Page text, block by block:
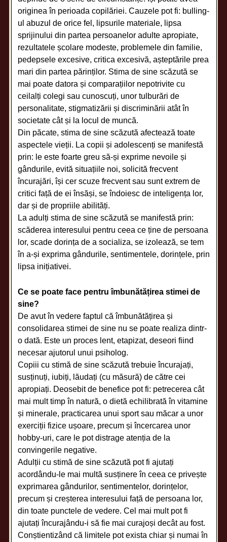
originea în perioada copilăriei. Cauzele pot fi: bulling-
ul abuzul de orice fel, lipsurile materiale, lipsa
sprijinului din partea persoanelor adulte apropiate,
rezultatele școlare modeste, problemele din familie,
pedepsele excesive, critica excesivă, așteptările prea
mari din partea părinților. Stima de sine scăzută se
mai poate datora și comparațiilor nepotrivite cu
ceilalți colegi sau cunoscuți, unor tulburări de
personalitate, stigmatizării și discriminării atât în
societate cât și la locul de muncă.
Din păcate, stima de sine scăzută afectează toate
aspectele vieții. La copii și adolescenți se manifestă
prin: le este foarte greu să-și exprime nevoile și
gândurile, evită situațiile noi, solicită frecvent
încurajări, își cer scuze frecvent sau sunt extrem de
critici față de ei însăși, se îndoiesc de inteligența lor,
dar și de propriile abilități.
La adulți stima de sine scăzută se manifestă prin:
scăderea interesului pentru ceea ce ține de persoana
lor, scade dorința de a socializa, se izolează, se tem
în a-și exprima gândurile, sentimentele, dorințele, prin
lipsa inițiativei.
Ce se poate face pentru îmbunătățirea stimei de
sine?
De avut în vedere faptul că îmbunătățirea și
consolidarea stimei de sine nu se poate realiza dintr-
o dată. Este un proces lent, etapizat, deseori fiind
necesar ajutorul unui psiholog.
Copiii cu stimă de sine scăzută trebuie încurajați,
susținuți, iubiți, lăudați (cu măsură) de către cei
apropiați. Deosebit de benefice pot fi: petrecerea cât
mai mult timp în natură, o dietă echilibrată în vitamine
și minerale, practicarea unui sport sau măcar a unor
exerciții fizice ușoare, precum și încercarea unor
hobby-uri, care le pot distrage atenția de la
convingerile negative.
Adulții cu stimă de sine scăzută pot fi ajutați
acordându-le mai multă susținere în ceea ce privește
exprimarea gândurilor, sentimentelor, dorințelor,
precum și creșterea interesului față de persoana lor,
din toate punctele de vedere. Cel mai mult pot fi
ajutați încurajându-i să fie mai curajoși decât au fost.
Conștientizând că limitele pot exista chiar și numai în